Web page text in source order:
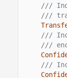
///
///
///
///
///